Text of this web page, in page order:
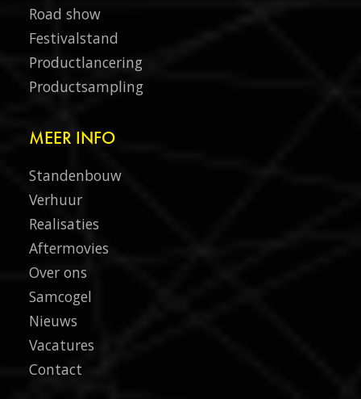
Road show
Festivalstand
Productlancering
Productsampling
MEER INFO
Standenbouw
Verhuur
Realisaties
Aftermovies
Over ons
Samcogel
Nieuws
Vacatures
Contact